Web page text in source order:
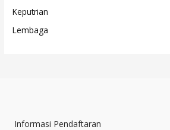
Keputrian
Lembaga
Informasi Pendaftaran